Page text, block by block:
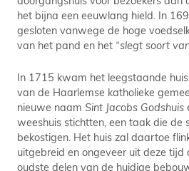
het bijna een eeuwlang hield. In
gesloten vanwege de hoge
van het pand en het “slegt soort
In 1715 kwam het leegstaande
van de Haarlemse katholieke
nieuwe naam Sint Jacobs Godshuis
weeshuis stichtten, een taak die de
bekostigen. Het huis zal daartoe
uitgebreid en ongeveer uit deze tijd
oudste delen van de huidige